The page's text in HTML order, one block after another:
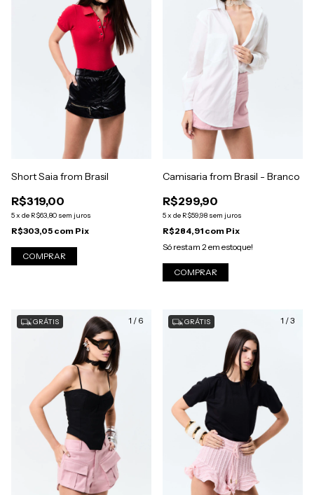
Short Saia from Brasil
R$319,00
5x de R$63,80 sem juros
R$303,05 com Pix
COMPRAR
Camisaria from Brasil - Branco
R$299,90
5x de R$59,98 sem juros
R$284,91 com Pix
Só restam 2em estoque!
COMPRAR
1 / 6
GRÁTIS 1 /3
GRÁTIS